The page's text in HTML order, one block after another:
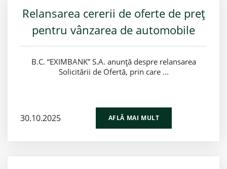
Relansarea cererii de oferte de preț
pentru vânzarea de automobile
B.C. “EXIMBANK” S.A. anunță despre relansarea
Solicitării de Ofertă, prin care ...
30.10.2025 AFLĂ MAI MULT